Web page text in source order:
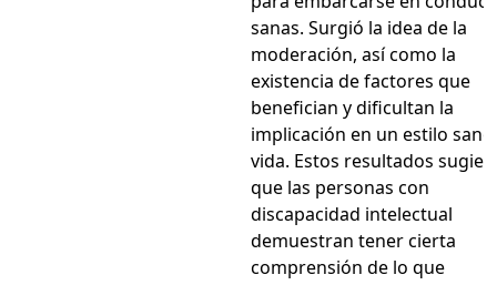
sanas. Surgió la idea de la
moderación, así como la
existencia de factores que
benefician y dificultan la
implicación en un estilo
vida. Estos resultados
que las personas con
discapacidad intelectual
demuestran tener cierta
comprensión de lo que